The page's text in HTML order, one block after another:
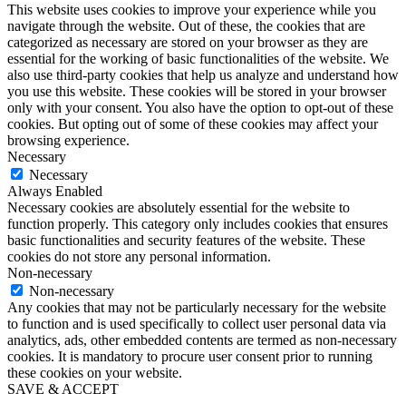
This website uses cookies to improve your experience while you
navigate through the website. Out of these, the cookies that are
categorized as necessary are stored on your browser as they are
essential for the working of basic functionalities of the website. We
also use third-party cookies that help us analyze and understand how
you use this website. These cookies will be stored in your browser
only with your consent. You also have the option to opt-out of these
cookies. But opting out of some of these cookies may affect your
browsing experience.
Necessary
Necessary
Always Enabled
Necessary cookies are absolutely essential for the website to
function properly. This category only includes cookies that ensures
basic functionalities and security features of the website. These
cookies do not store any personal information.
Non-necessary
Non-necessary
Any cookies that may not be particularly necessary for the website
to function and is used specifically to collect user personal data via
analytics, ads, other embedded contents are termed as non-necessary
cookies. It is mandatory to procure user consent prior to running
these cookies on your website.
SAVE & ACCEPT